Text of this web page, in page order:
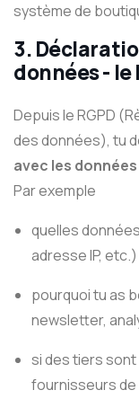
système de
3.
données - le
Depuis le RGPD
des données), tu
avec les
Par exemple
quelles
adresse IP, etc.)
pourquoi tu as
newsletter,
si des tiers
fournisseurs de